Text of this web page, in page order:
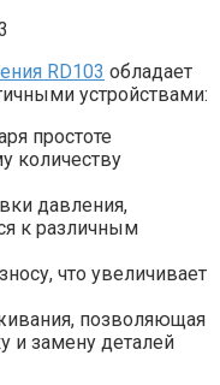
RD103 обладает
устройствами:
простоте
количеству
давления,
к различным
что увеличивает
позволяющая
и замену деталей